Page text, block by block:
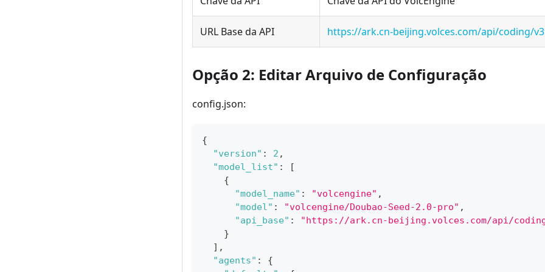
URL Base da API https://ark.cn-beijing.volces.com/api/coding/v3
Opção 2: Editar Arquivo de Configuração
config.json:
{
"version" : 2 ,
"model_list" :
[
{
"model_name" : "volcengine" ,
"model" : "volcengine/Doubao-Seed-2.0-pro" ,
"api_base" :
"https://ark.cn-beijing.volces.com/api/
}
] ,
"agents" :
{